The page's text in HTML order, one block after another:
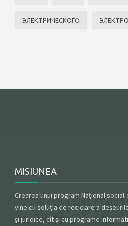
ЭЛЕКТРИЧЕСКОГО
MISIUNEA
Crearea unui program Național
vine cu soluția de reciclare a
și juridice, cît și cu programe